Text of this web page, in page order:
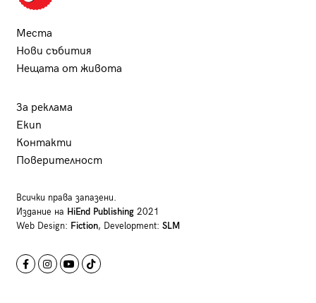
Места
Нови събития
Нещата от живота
За реклама
Екип
Контакти
Поверителност
Всички права запазени.
Издание на HiEnd Publishing2021
Web Design: Fiction, Development: SLM